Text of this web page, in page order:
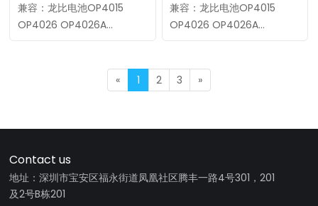
兼容：龙比电池OP4015
OP4026 OP4026A
MOQ：10件OEM/ODM：标
兼容：龙比电池OP4015
OP4026 OP4026A
电流：1.8A制造商：标准电波
MOQ：10件OEM/ODM：标
« 1 2 3 »
Contact us
地址：深圳市宝安区福永街道凤凰社区腾丰一路4号301，201
及2号B栋201